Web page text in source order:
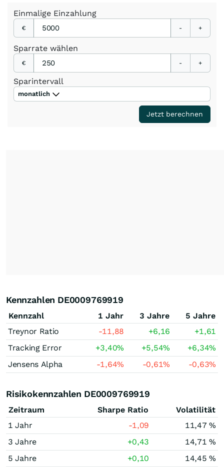
Einmalige Einzahlung
€ - +
Sparrate wählen
€ - +
Sparintervall
monatlich
Jetzt berechnen
Kennzahlen DE0009769919
Kennzahl 1 Jahr 3 Jahre
5 Jahre
Treynor Ratio
-11,88 +6,16
+1,61
Tracking Error
+3,40% +5,54% +6,34%
Jensens Alpha
-1,64% -0,61% -0,63%
Risikokennzahlen DE0009769919
Zeitraum Sharpe Ratio
Volatilität
1 Jahr
-1,09
11,47 %
3 Jahre
+0,43
14,71 %
5 Jahre
+0,10 14,45 %